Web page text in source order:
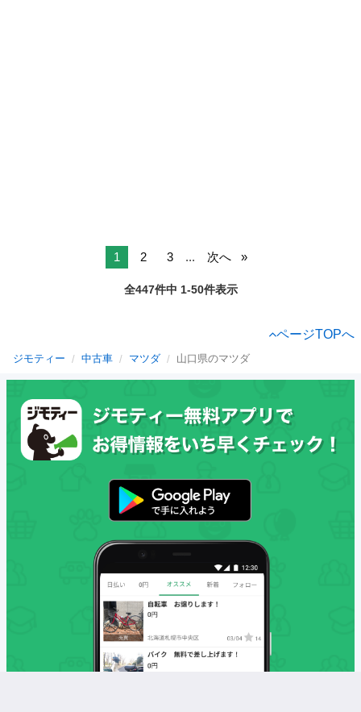
1 2 3 ... 次へ
全447件中 1-50件表示
ページTOPへ
ジモティー 中古車 マツダ 山口県のマツダ